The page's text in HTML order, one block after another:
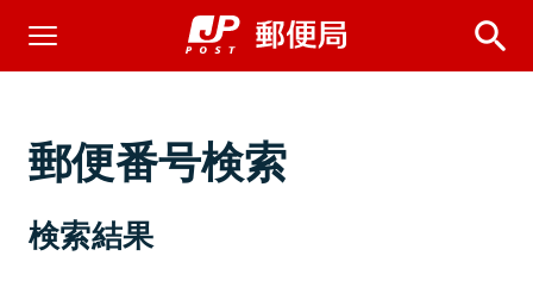
郵便番号検索
検索結果